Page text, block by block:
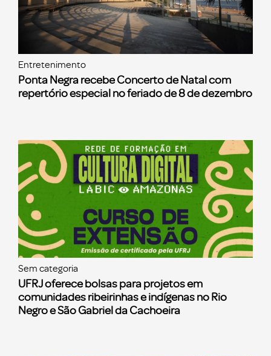
Entretenimento
Ponta Negra recebe Concerto de Natal com
repertório especial no feriado de 8 de dezembro
Sem categoria
UFRJ oferece bolsas para projetos em
comunidades ribeirinhas e indígenas no Rio
Negro e São Gabriel da Cachoeira